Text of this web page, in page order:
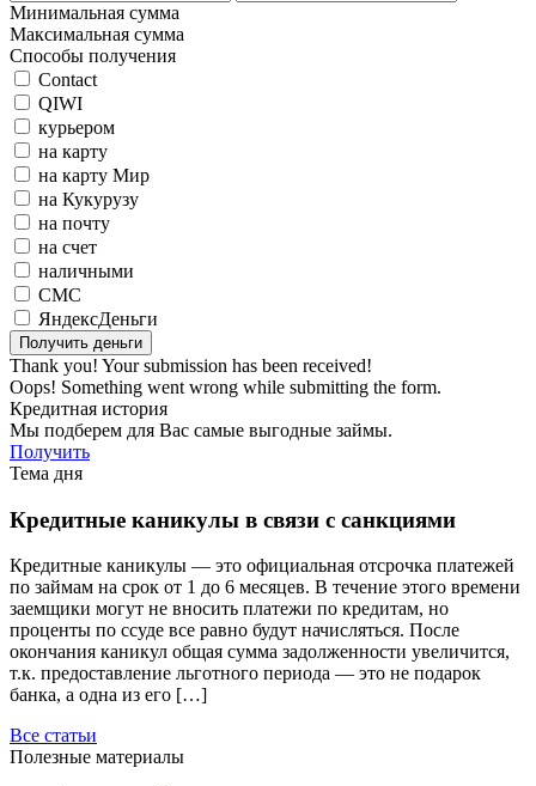
Минимальная сумма
Максимальная сумма
Способы получения
Contact
QIWI
курьером
на карту
на карту Мир
на Кукурузу
на почту
на счет
наличными
СМС
ЯндексДеньги
Thank you! Your submission has been received!
Oops! Something went wrong while submitting the form.
Кредитная история
Мы подберем для Вас самые выгодные займы.
Получить
Тема дня
Кредитные каникулы в связи с санкциями
Кредитные каникулы — это официальная отсрочка платежей
по займам на срок от 1 до 6 месяцев. В течение этого времени
заемщики могут не вносить платежи по кредитам, но
проценты по ссуде все равно будут начисляться. После
окончания каникул общая сумма задолженности увеличится,
т.к. предоставление льготного периода — это не подарок
банка, а одна из его […]
Все статьи
Полезные материалы